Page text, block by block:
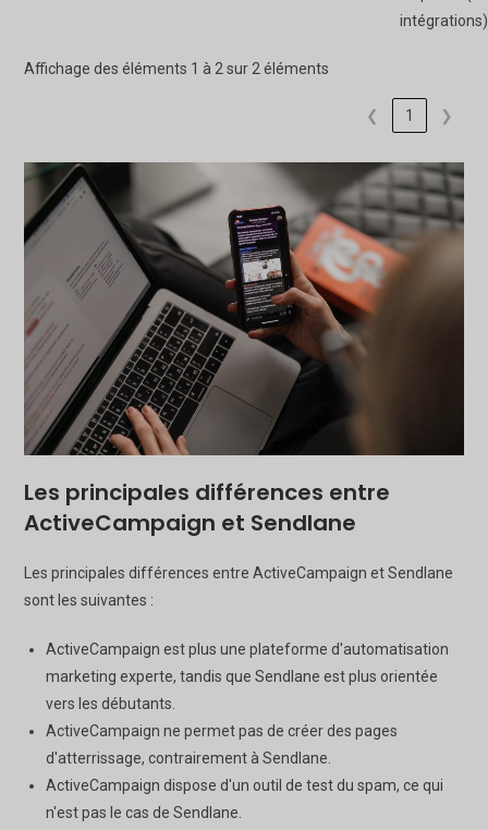
Affichage des éléments 1 à 2 sur 2 éléments
❮ 1 ❯
Les principales différences entre
ActiveCampaign et Sendlane
Les principales différences entre ActiveCampaign et Sendlane
sont les suivantes :
ActiveCampaign est plus une plateforme d'automatisation
marketing experte, tandis que Sendlane est plus orientée
vers les débutants.
ActiveCampaign ne permet pas de créer des pages
d'atterrissage, contrairement à Sendlane.
ActiveCampaign dispose d'un outil de test du spam, ce qui
n'est pas le cas de Sendlane.